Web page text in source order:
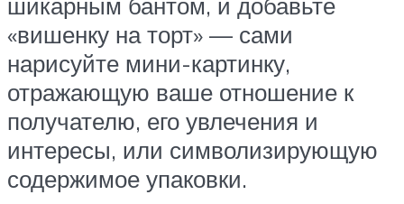
«вишенку на торт» — сами
нарисуйте мини-картинку,
отражающую ваше отношение к
получателю, его увлечения и
интересы, или символизирующую
содержимое упаковки.